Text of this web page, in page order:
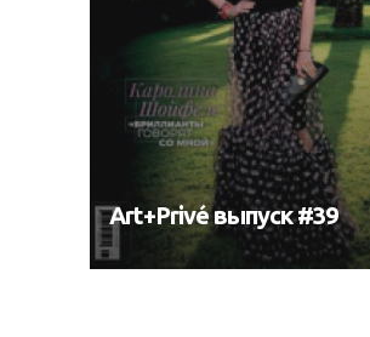
Art+Privé выпуск #39